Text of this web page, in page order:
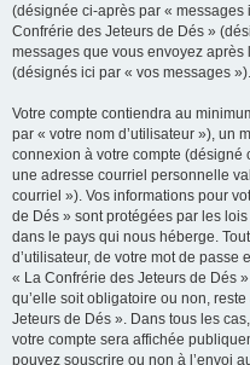
(désignée ci-après par « messages
Confrérie des Jeteurs de Dés »
messages que vous envoyez après
(désignés ici par « vos messages »).
Votre compte contiendra au
par « votre nom d’utilisateur »), un
connexion à votre compte (désigné
une adresse courriel personnelle
courriel »). Vos informations pour
de Dés » sont protégées par les
dans le pays qui nous héberge.
d’utilisateur, de votre mot de
« La Confrérie des Jeteurs de Dés
qu’elle soit obligatoire ou non,
Jeteurs de Dés ». Dans tous les
votre compte sera affichée
pouvez souscrire ou non à l’envoi